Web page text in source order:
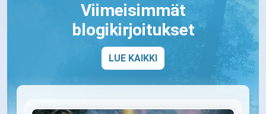
Viimeisimmät
blogikirjoitukset
LUE KAIKKI